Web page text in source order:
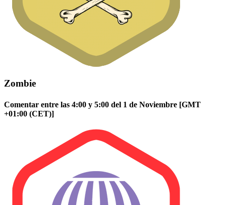
Zombie
Comentar entre las 4:00 y 5:00 del 1 de Noviembre [GMT
+01:00 (CET)]